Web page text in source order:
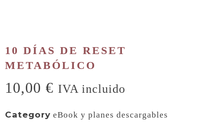
10 DÍAS DE RESET
METABÓLICO
10,00 € IVA incluido
Category eBook y planes descargables